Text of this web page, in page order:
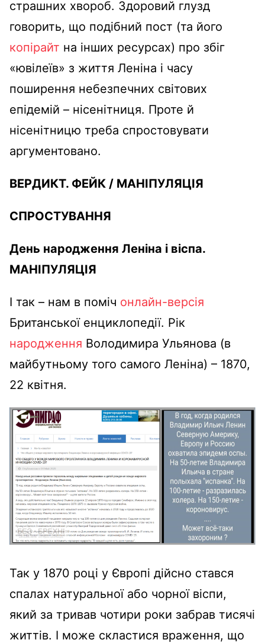
страшних хвороб. Здоровий глузд
говорить, що подібний пост (та його
копірайт на інших ресурсах) про збіг
«ювілеїв» з життя Леніна і часу
поширення небезпечних світових
епідемій – нісенітниця. Проте й
нісенітницю треба спростовувати
аргументовано.
ВЕРДИКТ. ФЕЙК / МАНІПУЛЯЦІЯ
СПРОСТУВАННЯ
День народження Леніна і віспа.
МАНІПУЛЯЦІЯ
І так – нам в поміч онлайн-версія
Британської енциклопедії. Рік
народження Володимира Ульянова (в
майбутньому того самого Леніна) – 1870,
22 квітня.
Так у 1870 році у Європі дійсно стався
спалах натуральної або чорної віспи,
який за тривав чотири роки забрав тисячі
життів. І може скластися враження, що